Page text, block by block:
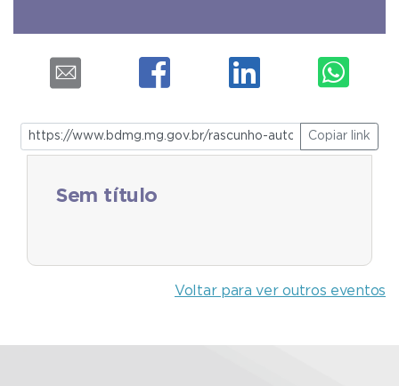
Copiar link
Sem título
Voltar para ver outros eventos